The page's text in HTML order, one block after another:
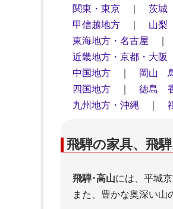
関東・東京
茨城
甲信越地方
山梨
東海地方・名古屋
近畿地方・京都・大阪
中国地方
岡山
四国地方
徳島
九州地方・沖縄
飛騨の家具、飛
飛騨･高山には、平城
また、豊かな奥深い山